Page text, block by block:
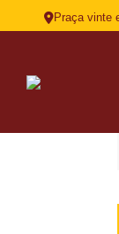
Praça vinte